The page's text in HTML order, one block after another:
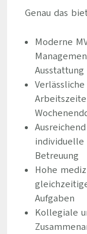
Genau das
Moderne
Ausstattung
individuelle
Betreuung
Hohe
Aufgaben
Kollegiale